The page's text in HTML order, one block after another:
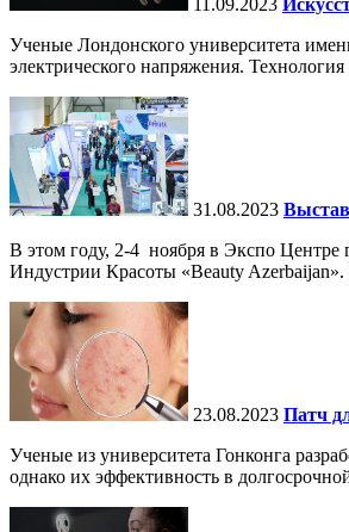
11.09.2023
Ученые Лондонского университета
электрического напряжения. Технология
31.08.2023
В этом году, 2-4 ноября в Экспо
Индустрии Красоты «Beauty
23.08.2023 Патч
Ученые из университета Гонконга
однако их эффективность в